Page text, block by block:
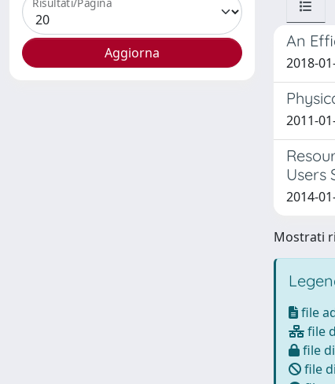
Risultati/Pagina
An
2018-
2011-
Users
2014-
Mostrati
file
file
file
file